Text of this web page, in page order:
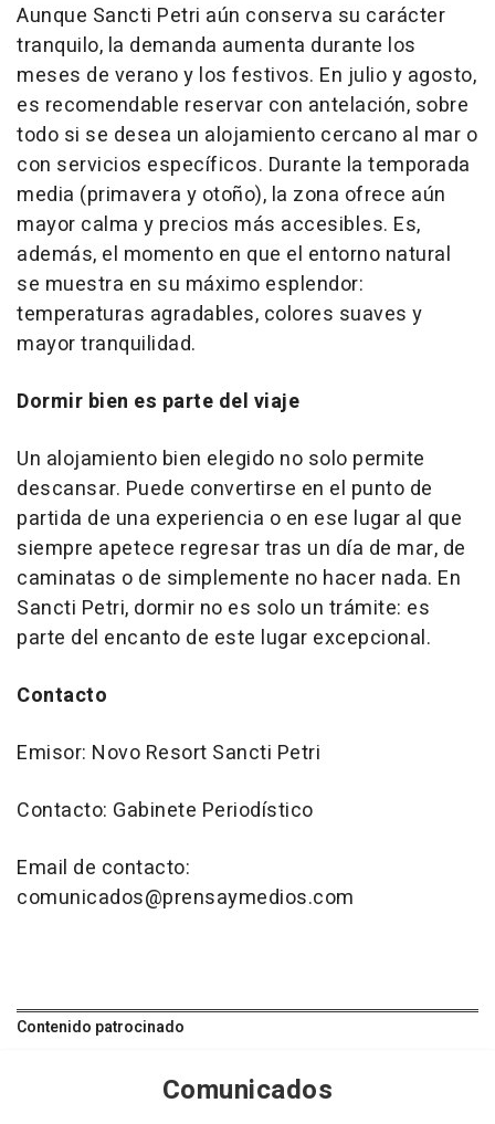
Aunque Sancti Petri aún conserva su carácter
tranquilo, la demanda aumenta durante los
meses de verano y los festivos. En julio y agosto,
es recomendable reservar con antelación, sobre
todo si se desea un alojamiento cercano al mar o
con servicios específicos. Durante la temporada
media (primavera y otoño), la zona ofrece aún
mayor calma y precios más accesibles. Es,
además, el momento en que el entorno natural
se muestra en su máximo esplendor:
temperaturas agradables, colores suaves y
mayor tranquilidad.
Dormir bien es parte del viaje
Un alojamiento bien elegido no solo permite
descansar. Puede convertirse en el punto de
partida de una experiencia o en ese lugar al que
siempre apetece regresar tras un día de mar, de
caminatas o de simplemente no hacer nada. En
Sancti Petri, dormir no es solo un trámite: es
parte del encanto de este lugar excepcional.
Contacto
Emisor: Novo Resort Sancti Petri
Contacto: Gabinete Periodístico
Email de contacto:
comunicados@prensaymedios.com
Contenido patrocinado
Comunicados